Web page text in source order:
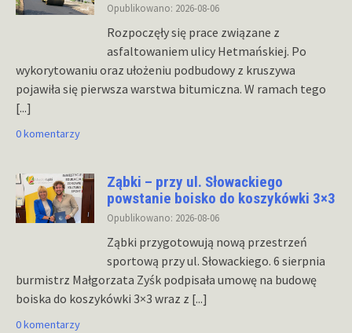
Opublikowano: 2026-08-06
Rozpoczęły się prace związane z
asfaltowaniem ulicy Hetmańskiej. Po
wykorytowaniu oraz ułożeniu podbudowy z kruszywa
pojawiła się pierwsza warstwa bitumiczna. W ramach tego
[...]
0 komentarzy
Ząbki – przy ul. Słowackiego
powstanie boisko do koszykówki 3×3
Opublikowano: 2026-08-06
Ząbki przygotowują nową przestrzeń
sportową przy ul. Słowackiego. 6 sierpnia
burmistrz Małgorzata Zyśk podpisała umowę na budowę
boiska do koszykówki 3×3 wraz z [...]
0 komentarzy